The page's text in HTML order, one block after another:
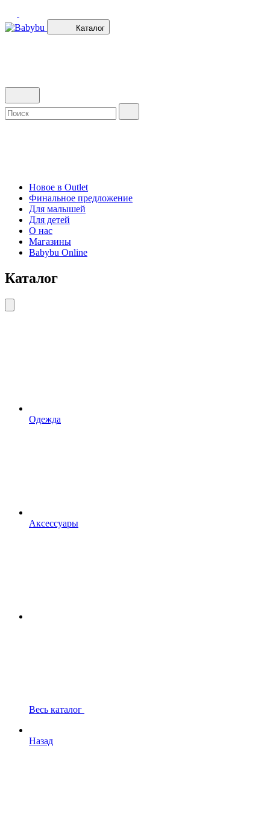
Каталог
Новое в Outlet
Финальное предложение
Для малышей
Для детей
О нас
Магазины
Babybu Online
Каталог
Одежда
Аксессуары
Весь каталог
Назад